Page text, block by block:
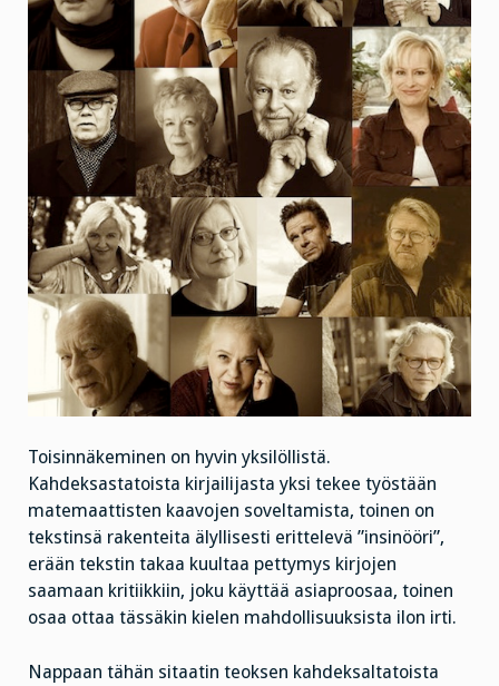
Toisinnäkeminen on hyvin yksilöllistä.
Kahdeksastatoista kirjailijasta yksi tekee työstään
matemaattisten kaavojen soveltamista, toinen on
tekstinsä rakenteita älyllisesti erittelevä ”insinööri”,
erään tekstin takaa kuultaa pettymys kirjojen
saamaan kritiikkiin, joku käyttää asiaproosaa, toinen
osaa ottaa tässäkin kielen mahdollisuuksista ilon irti.
Nappaan tähän sitaatin teoksen kahdeksaltatoista